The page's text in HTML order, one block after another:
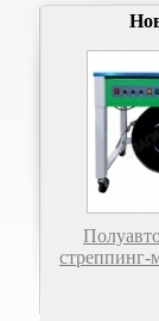
стреппинг-